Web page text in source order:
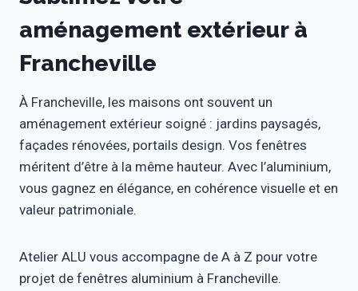
aménagement extérieur à
Francheville
À Francheville, les maisons ont souvent un
aménagement extérieur soigné : jardins paysagés,
façades rénovées, portails design. Vos fenêtres
méritent d’être à la même hauteur. Avec l’aluminium,
vous gagnez en élégance, en cohérence visuelle et en
valeur patrimoniale.
Atelier ALU vous accompagne de A à Z pour votre
projet de fenêtres aluminium à Francheville.